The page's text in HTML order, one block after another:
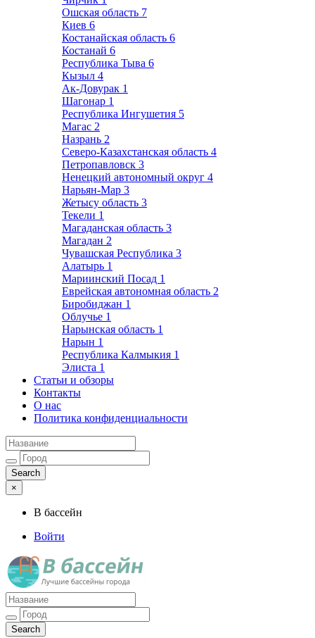
Ошская область 7
Киев 6
Костанайская область 6
Костанай 6
Республика Тыва 6
Кызыл 4
Ак-Довурак 1
Шагонар 1
Республика Ингушетия 5
Магас 2
Назрань 2
Северо-Казахстанская область 4
Петропавловск 3
Ненецкий автономный округ 4
Нарьян-Мар 3
Жетысу область 3
Текели 1
Магаданская область 3
Магадан 2
Чувашская Республика 3
Алатырь 1
Мариинский Посад 1
Еврейская автономная область 2
Биробиджан 1
Облучье 1
Нарынская область 1
Нарын 1
Республика Калмыкия 1
Элиста 1
Статьи и обзоры
Контакты
О нас
Политика конфиденциальности
×
В бассейн
Войти
Лучшие бассейны города